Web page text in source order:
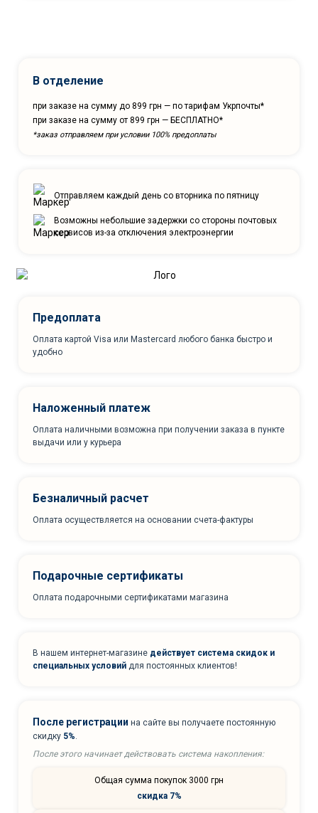
В отделение
при заказе на сумму до 899 грн — по тарифам Укрпочты*
при заказе на сумму от 899 грн — БЕСПЛАТНО*
*заказ отправляем при условии 100% предоплаты
Отправляем каждый день со вторника по пятницу
Возможны небольшие задержки со стороны почтовых
сервисов из-за отключения электроэнергии
Предоплата
Оплата картой Visa или Mastercard любого банка быстро и
удобно
Наложенный платеж
Оплата наличными возможна при получении заказа в пункте
выдачи или у курьера
Безналичный расчет
Оплата осуществляется на основании счета-фактуры
Подарочные сертификаты
Оплата подарочными сертификатами магазина
В нашем интернет-магазине действует система скидок и
специальных условий для постоянных клиентов!
После регистрации на сайте вы получаете постоянную
скидку 5%.
После этого начинает действовать система накопления:
Общая сумма покупок 3000 грн
скидка 7%